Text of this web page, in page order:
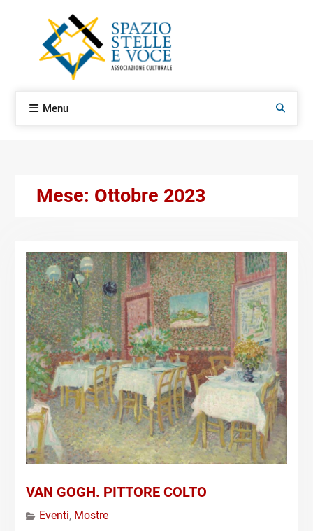
Menu Search
Mese: Ottobre 2023
VAN GOGH. PITTORE COLTO
Eventi, Mostre